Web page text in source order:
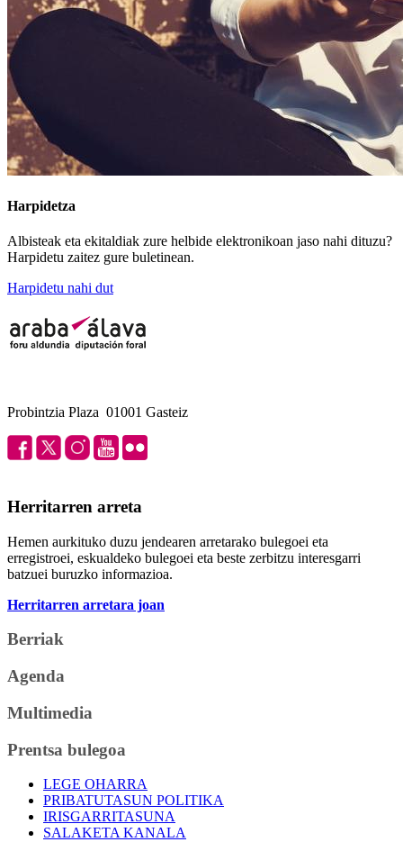
Harpidetza
Albisteak eta ekitaldiak zure helbide elektronikoan jaso nahi dituzu?
Harpidetu zaitez gure buletinean.
Harpidetu nahi dut
Probintzia Plaza 01001 Gasteiz
Herritarren arreta
Hemen aurkituko duzu jendearen arretarako bulegoei eta
erregistroei, eskualdeko bulegoei eta beste zerbitzu interesgarri
batzuei buruzko informazioa.
Herritarren arretara joan
Berriak
Agenda
Multimedia
Prentsa bulegoa
LEGE OHARRA
PRIBATUTASUN POLITIKA
IRISGARRITASUNA
SALAKETA KANALA